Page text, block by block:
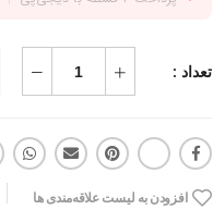
تعداد :
افزودن به لیست علاقه‌مندی ها